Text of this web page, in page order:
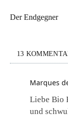
Der Endgegner
13
Marques
Liebe Bio
und